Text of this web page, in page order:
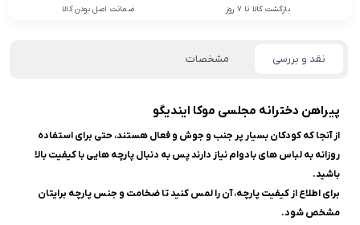
بازگشت کالا تا 7 روز ضمانت اصل بودن کالا
نقد و بررسی مشخصات
پیراهن دخترانه مجلسی موکا ایندیگو
از آنجا که کودکان بسیار پر جنب و جوش و فعال هستند، حتی برای استفاده
روزانه به لباس ‌های بادوام نیاز دارند پس به دنبال پارچه ‌هایی با کیفیت بالا
باشید.
برای اطلاع از کیفیت پارچه، آن را لمس کنید تا ضخامت و جنس پارچه برایتان
مشخص شود.